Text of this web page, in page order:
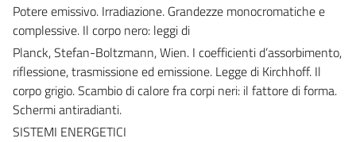
Potere emissivo. Irradiazione. Grandezze monocromatiche e
complessive. Il corpo nero: leggi di
Planck, Stefan-Boltzmann, Wien. I coefficienti d’assorbimento,
riflessione, trasmissione ed emissione. Legge di Kirchhoff. Il
corpo grigio. Scambio di calore fra corpi neri: il fattore di forma.
Schermi antiradianti.
SISTEMI ENERGETICI